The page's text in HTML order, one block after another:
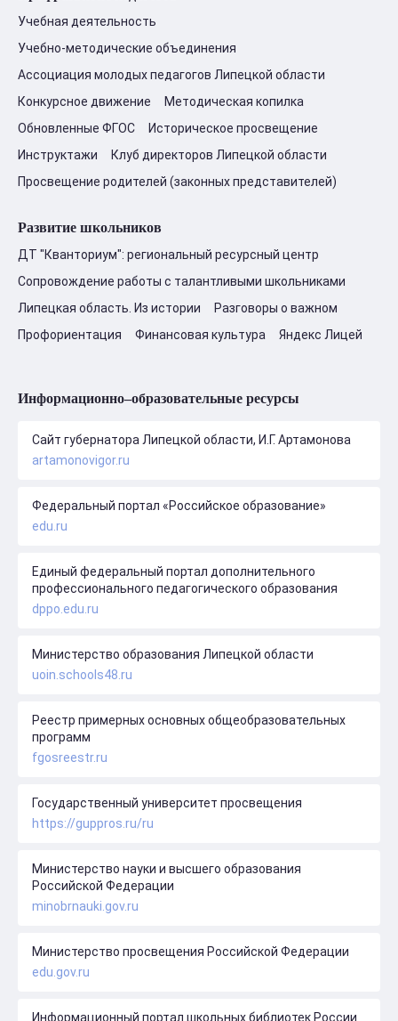
Учебная деятельность
Учебно-методические объединения
Ассоциация молодых педагогов Липецкой области
Конкурсное движение
Методическая копилка
Обновленные ФГОС
Историческое просвещение
Инструктажи
Клуб директоров Липецкой области
Просвещение родителей (законных представителей)
Развитие школьников
ДТ "Кванториум": региональный ресурсный центр
Сопровождение работы с талантливыми школьниками
Липецкая область. Из истории
Разговоры о важном
Профориентация
Финансовая культура Яндекс Лицей
Информационно–образовательные ресурсы
Сайт губернатора Липецкой области, И.Г. Артамонова
artamonovigor.ru
Федеральный портал «Российское образование»
edu.ru
Единый федеральный портал дополнительного
профессионального педагогического образования
dppo.edu.ru
Министерство образования Липецкой области
uoin.schools48.ru
Реестр примерных основных общеобразовательных
программ
fgosreestr.ru
Государственный университет просвещения
https://guppros.ru/ru
Министерство науки и высшего образования
Российской Федерации
minobrnauki.gov.ru
Министерство просвещения Российской Федерации
edu.gov.ru
Информационный портал школьных библиотек России